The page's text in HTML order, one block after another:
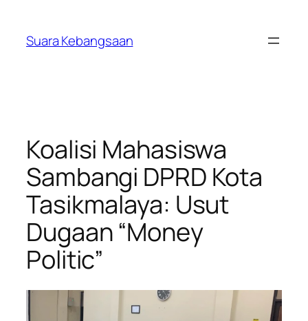
konten
Suara Kebangsaan
Koalisi Mahasiswa
Sambangi DPRD Kota
Tasikmalaya: Usut
Dugaan “Money
Politic”